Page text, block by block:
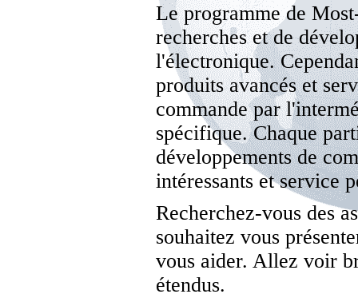
Le programme de
recherches et de
l'électronique.
produits avancés et
commande par
spécifique. Chaque
développements de
intéressants et service
Recherchez-vous des
souhaitez vous
vous aider. Allez voir
étendus.